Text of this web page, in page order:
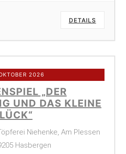
DETAILS
2026
„DER
UND DAS KLEINE
Niehenke, Am Plessen
Hasbergen